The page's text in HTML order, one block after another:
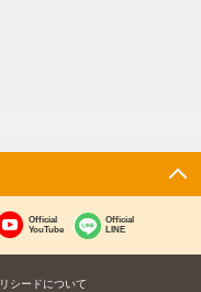
Official
YouTube
Official
LINE
リシードについて